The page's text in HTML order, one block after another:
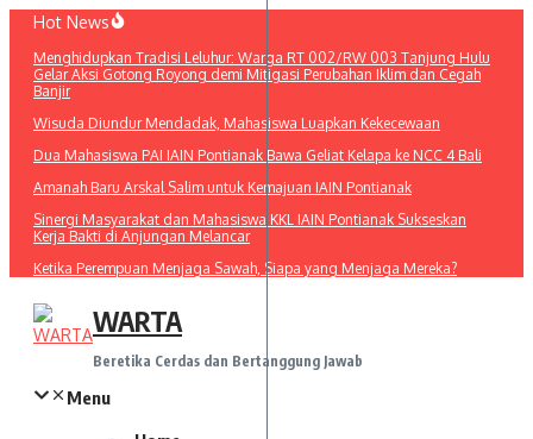
Lewati
konten
Hot News
Menghidupkan Tradisi Leluhur: Warga RT 002/RW 003 Tanjung Hulu
Gelar Aksi Gotong Royong demi Mitigasi Perubahan Iklim dan Cegah
Banjir
Wisuda Diundur Mendadak, Mahasiswa Luapkan Kekecewaan
Dua Mahasiswa PAI IAIN Pontianak Bawa Geliat Kelapa ke NCC 4 Bali
Amanah Baru Arskal Salim untuk Kemajuan IAIN Pontianak
Sinergi Masyarakat dan Mahasiswa KKL IAIN Pontianak Sukseskan
Kerja Bakti di Anjungan Melancar
Ketika Perempuan Menjaga Sawah, Siapa yang Menjaga Mereka?
WARTA
Beretika Cerdas dan Bertanggung Jawab
Menu